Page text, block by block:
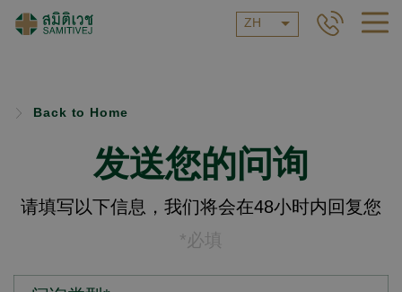
ZH
Back to Home
发送您的问询
请填写以下信息，我们将会在48小时内回复您
*必填